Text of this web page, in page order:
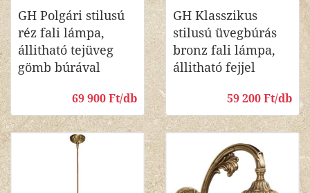
GH Polgári stilusú
réz fali lámpa,
állitható tejüveg
gömb búrával
69 900 Ft/db
GH Klasszikus
stilusú üvegbúrás
bronz fali lámpa,
állitható fejjel
59 200 Ft/db